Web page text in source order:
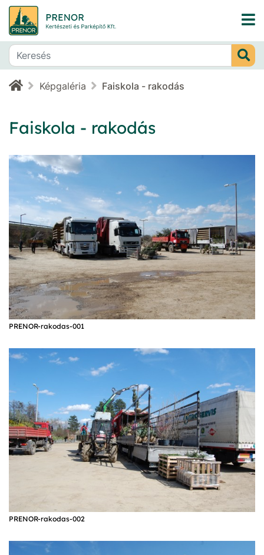
Képgaléria Faiskola - rakodás
Faiskola - rakodás
PRENOR-rakodas-001
PRENOR-rakodas-002